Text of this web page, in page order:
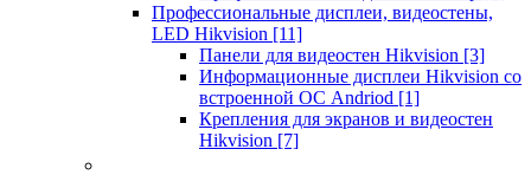
Профессиональные дисплеи, видеостены,
LED Hikvision [11]
Панели для видеостен Hikvision [3]
Информационные дисплеи Hikvision со
встроенной ОС Andriod [1]
Крепления для экранов и видеостен
Hikvision [7]